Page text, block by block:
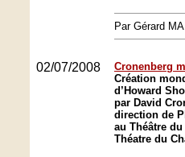
Par Gérard
02/07/2008
Cronenberg
Création
d’Howard
par David
direction de
au Théâtre
Théatre du